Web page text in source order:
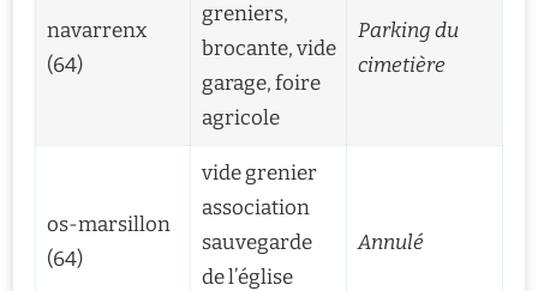
navarrenx
(64)
greniers,
brocante, vide
garage, foire
agricole
Parking du
cimetière
os-marsillon
(64)
vide grenier
association
sauvegarde
de l’église
Annulé